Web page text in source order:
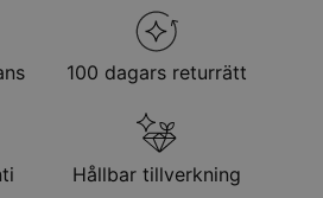
100 dagars returrätt
Hållbar tillverkning